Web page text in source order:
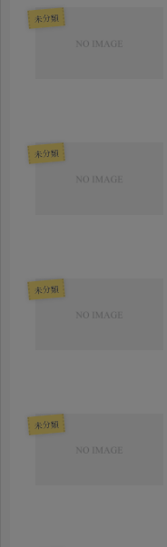
未分類
未分類
未分類
未分類